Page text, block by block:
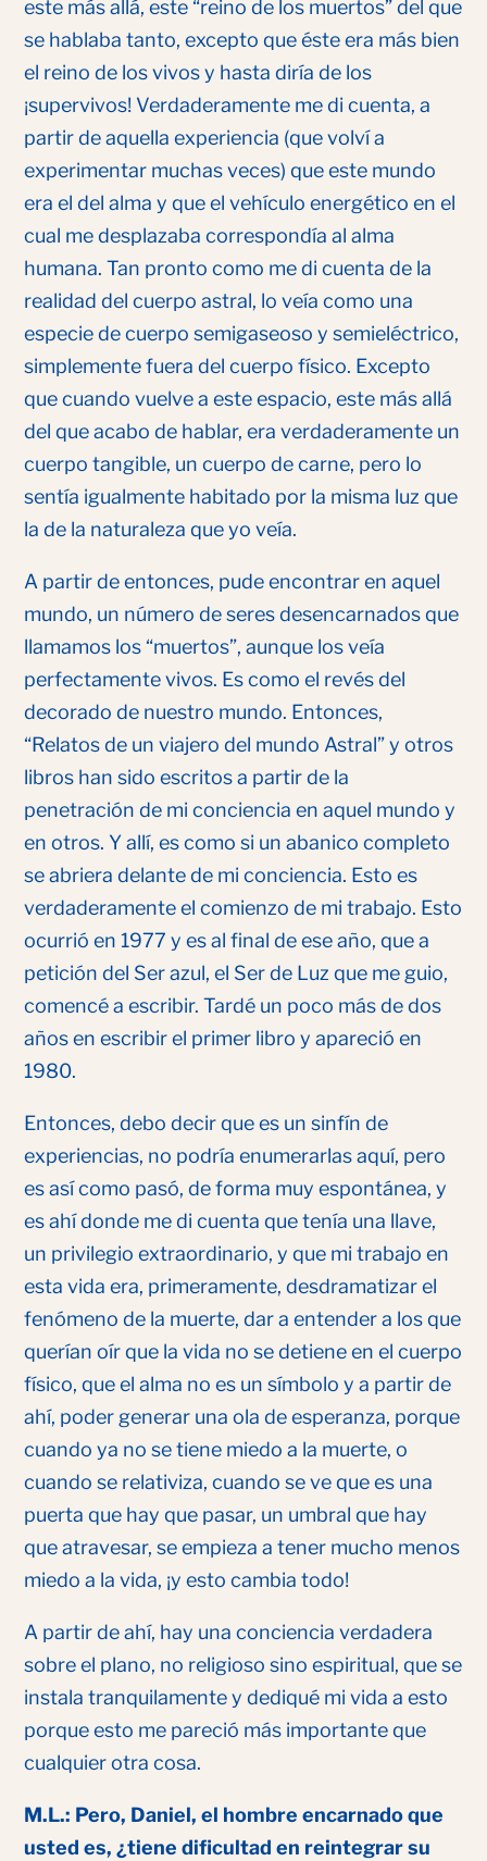
este más allá, este “reino de los muertos” del que
se hablaba tanto, excepto que éste era más bien
el reino de los vivos y hasta diría de los
¡supervivos! Verdaderamente me di cuenta, a
partir de aquella experiencia (que volví a
experimentar muchas veces) que este mundo
era el del alma y que el vehículo energético en el
cual me desplazaba correspondía al alma
humana. Tan pronto como me di cuenta de la
realidad del cuerpo astral, lo veía como una
especie de cuerpo semigaseoso y semieléctrico,
simplemente fuera del cuerpo físico. Excepto
que cuando vuelve a este espacio, este más allá
del que acabo de hablar, era verdaderamente un
cuerpo tangible, un cuerpo de carne, pero lo
sentía igualmente habitado por la misma luz que
la de la naturaleza que yo veía.
A partir de entonces, pude encontrar en aquel
mundo, un número de seres desencarnados que
llamamos los “muertos”, aunque los veía
perfectamente vivos. Es como el revés del
decorado de nuestro mundo. Entonces,
“Relatos de un viajero del mundo Astral” y otros
libros han sido escritos a partir de la
penetración de mi conciencia en aquel mundo y
en otros. Y allí, es como si un abanico completo
se abriera delante de mi conciencia. Esto es
verdaderamente el comienzo de mi trabajo. Esto
ocurrió en 1977 y es al final de ese año, que a
petición del Ser azul, el Ser de Luz que me guio,
comencé a escribir. Tardé un poco más de dos
años en escribir el primer libro y apareció en
1980.
Entonces, debo decir que es un sinfín de
experiencias, no podría enumerarlas aquí, pero
es así como pasó, de forma muy espontánea, y
es ahí donde me di cuenta que tenía una llave,
un privilegio extraordinario, y que mi trabajo en
esta vida era, primeramente, desdramatizar el
fenómeno de la muerte, dar a entender a los que
querían oír que la vida no se detiene en el cuerpo
físico, que el alma no es un símbolo y a partir de
ahí, poder generar una ola de esperanza, porque
cuando ya no se tiene miedo a la muerte, o
cuando se relativiza, cuando se ve que es una
puerta que hay que pasar, un umbral que hay
que atravesar, se empieza a tener mucho menos
miedo a la vida, ¡y esto cambia todo!
A partir de ahí, hay una conciencia verdadera
sobre el plano, no religioso sino espiritual, que se
instala tranquilamente y dediqué mi vida a esto
porque esto me pareció más importante que
cualquier otra cosa.
M.L.: Pero, Daniel, el hombre encarnado que
usted es, ¿tiene dificultad en reintegrar su